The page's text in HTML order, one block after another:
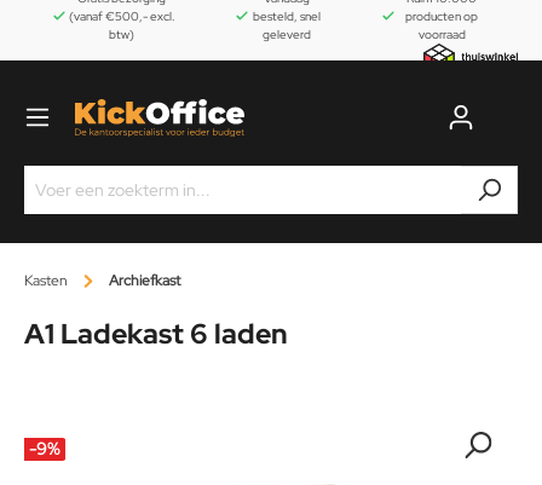
(vanaf €500,- excl.
btw)
besteld, snel
geleverd
producten op
voorraad
Kasten Archiefkast
A1 Ladekast 6 laden
-9%